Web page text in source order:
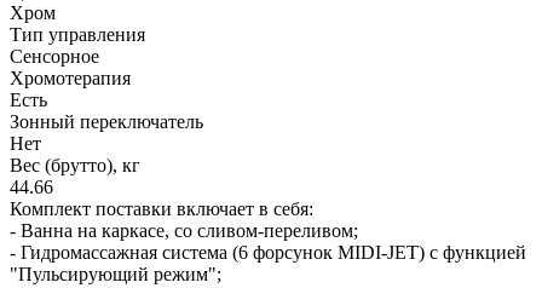
Хром
Тип управления
Сенсорное
Хромотерапия
Есть
Зонный переключатель
Нет
Вес (брутто), кг
44.66
Комплект поставки включает в себя:
- Ванна на каркасе, со сливом-переливом;
- Гидромассажная система (6 форсунок MIDI-JET) с функцией
"Пульсирующий режим";